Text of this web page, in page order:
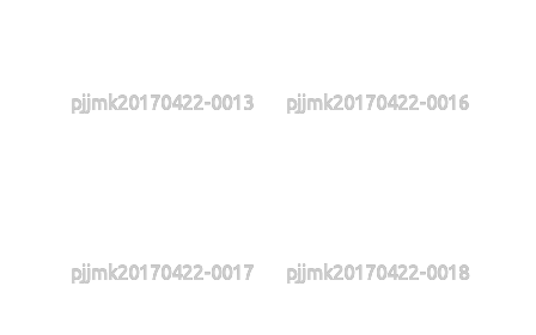
pjjmk20170422-0013 pjjmk20170422-0016
pjjmk20170422-0017 pjjmk20170422-0018